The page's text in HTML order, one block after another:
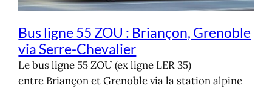
Bus ligne 55 ZOU : Briançon, Grenoble
via Serre-Chevalier
Le bus ligne 55 ZOU (ex ligne LER 35)
entre Briançon et Grenoble via la station alpine